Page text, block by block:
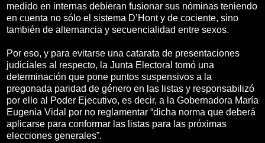
medido en internas debieran fusionar sus nóminas teniendo
en cuenta no sólo el sistema D’Hont y de cociente, sino
también de alternancia y secuencialidad entre sexos.
Por eso, y para evitarse una catarata de presentaciones
judiciales al respecto, la Junta Electoral tomó una
determinación que pone puntos suspensivos a la
pregonada paridad de género en las listas y responsabilizó
por ello al Poder Ejecutivo, es decir, a la Gobernadora María
Eugenia Vidal por no reglamentar “dicha norma que deberá
aplicarse para conformar las listas para las próximas
elecciones generales”.